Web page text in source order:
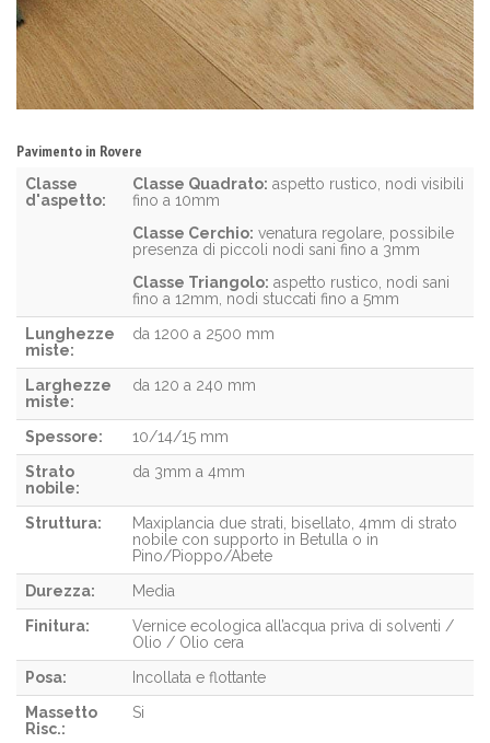
Pavimento in Rovere
Classe
d'aspetto:
Classe Quadrato: aspetto rustico, nodi visibili
fino a 10mm
Classe Cerchio: venatura regolare, possibile
presenza di piccoli nodi sani fino a 3mm
Classe Triangolo: aspetto rustico, nodi sani
fino a 12mm, nodi stuccati fino a 5mm
Lunghezze
miste:
da 1200 a 2500 mm
Larghezze
miste:
da 120 a 240 mm
Spessore:
10/14/15 mm
Strato
nobile:
da 3mm a 4mm
Struttura:
Maxiplancia due strati, bisellato, 4mm di strato
nobile con supporto in Betulla o in
Pino/Pioppo/Abete
Durezza:
Media
Finitura:
Vernice ecologica all’acqua priva di solventi /
Olio / Olio cera
Posa:
Incollata e flottante
Massetto
Risc.:
Si